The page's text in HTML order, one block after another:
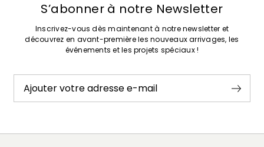
S’abonner à notre Newsletter
Inscrivez-vous dès maintenant à notre newsletter et
découvrez en avant-première les nouveaux arrivages, les
événements et les projets spéciaux !
Ajouter votre adresse e-mail